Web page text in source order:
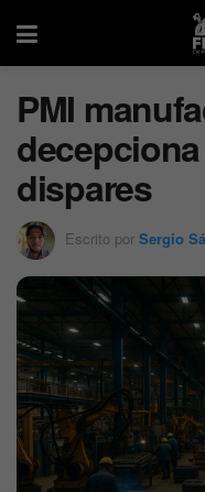
PMI
dispares
Escrito por Sergio